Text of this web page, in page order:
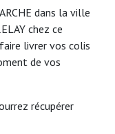
dans la ville
chez ce
livrer vos colis
de vos
récupérer